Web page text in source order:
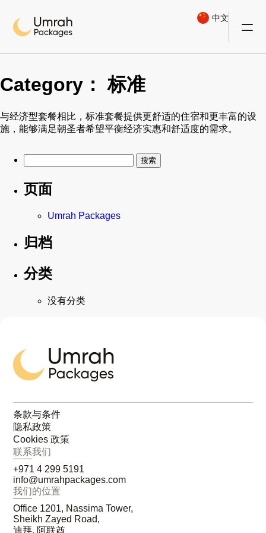
中文
Category：标准
与经济型套餐相比，标准套餐提供更舒适的住宿和更丰富的设
施，能够满足朝圣者希望平衡经济实惠和舒适度的需求。
页面
Umrah Packages
归档
分类
没有分类
联系我们
+971 4 299 5191
info@umrahpackages.com
我们的位置
Office 1201, Nassima Tower,
Sheikh Zayed Road,
迪拜, 阿联酋
条款与条件
隐私政策
Cookies 政策